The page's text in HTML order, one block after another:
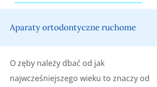
Aparaty ortodontyczne ruchome
O zęby należy dbać od jak
najwcześniejszego wieku to znaczy od